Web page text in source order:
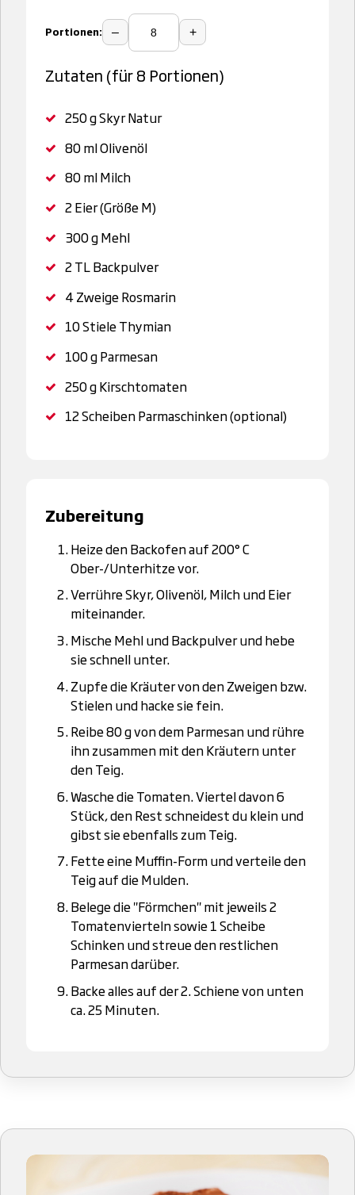
Portionen: – +
Zutaten (für 8 Portionen)
250 gSkyr Natur
80 mlOlivenöl
80 mlMilch
2 Eier (Größe M)
300 gMehl
2 TLBackpulver
4Zweige Rosmarin
10Stiele Thymian
100 gParmesan
250 gKirschtomaten
12Scheiben Parmaschinken (optional)
Zubereitung
Heize den Backofen auf 200° C
Ober-/Unterhitze vor.
Verrühre Skyr, Olivenöl, Milch und Eier
miteinander.
Mische Mehl und Backpulver und hebe
sie schnell unter.
Zupfe die Kräuter von den Zweigen bzw.
Stielen und hacke sie fein.
Reibe 80 g von dem Parmesan und rühre
ihn zusammen mit den Kräutern unter
den Teig.
Wasche die Tomaten. Viertel davon 6
Stück, den Rest schneidest du klein und
gibst sie ebenfalls zum Teig.
Fette eine Muffin-Form und verteile den
Teig auf die Mulden.
Belege die "Förmchen" mit jeweils 2
Tomatenvierteln sowie 1 Scheibe
Schinken und streue den restlichen
Parmesan darüber.
Backe alles auf der 2. Schiene von unten
ca. 25 Minuten.